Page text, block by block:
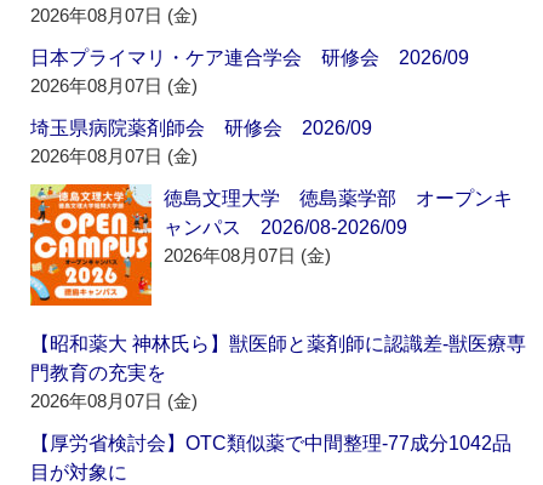
2026年08月07日 (金)
日本プライマリ・ケア連合学会 研修会 2026/09
2026年08月07日 (金)
埼玉県病院薬剤師会 研修会 2026/09
2026年08月07日 (金)
徳島文理大学 徳島薬学部 オープンキ
ャンパス 2026/08-2026/09
2026年08月07日 (金)
【昭和薬大 神林氏ら】獣医師と薬剤師に認識差‐獣医療専
門教育の充実を
2026年08月07日 (金)
【厚労省検討会】OTC類似薬で中間整理‐77成分1042品
目が対象に